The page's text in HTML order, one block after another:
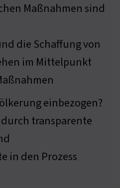
Maßnahmen sind
die Schaffung von
im Mittelpunkt
einbezogen?
transparente
in den Prozess